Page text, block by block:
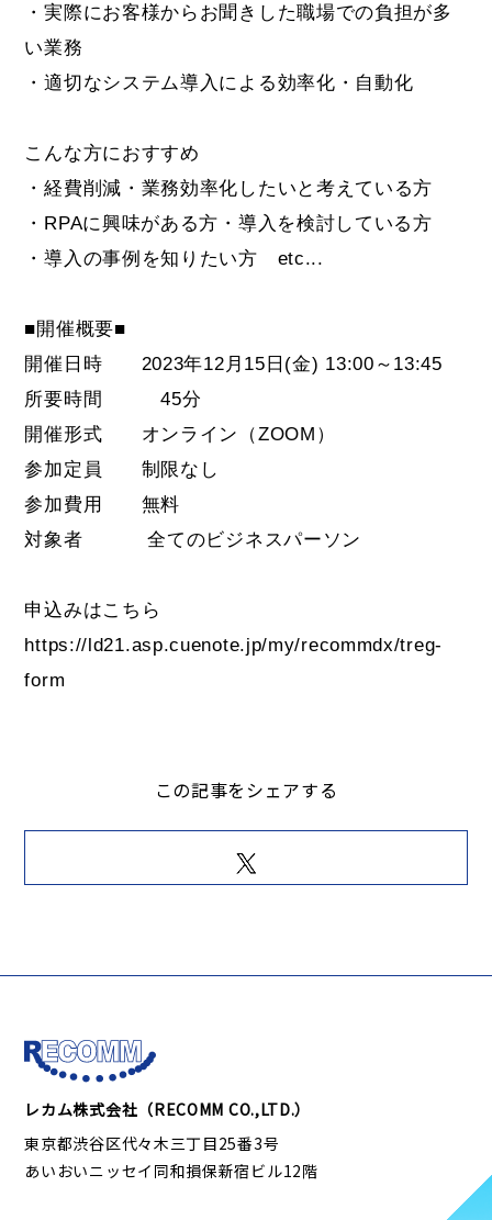
・実際にお客様からお聞きした職場での負担が多
い業務
・適切なシステム導入による効率化・自動化
こんな方におすすめ
・経費削減・業務効率化したいと考えている方
・RPAに興味がある方・導入を検討している方
・導入の事例を知りたい方 etc...
■開催概要■
開催日時 2023年12月15日(金) 13:00～13:45
所要時間 45分
開催形式 オンライン（ZOOM）
参加定員 制限なし
参加費用 無料
対象者 全てのビジネスパーソン
申込みはこちら
https://ld21.asp.cuenote.jp/my/recommdx/treg-
form
この記事をシェアする
レカム株式会社（RECOMM CO.,LTD.）
東京都渋谷区代々木三丁目25番3号
あいおいニッセイ同和損保新宿ビル12階